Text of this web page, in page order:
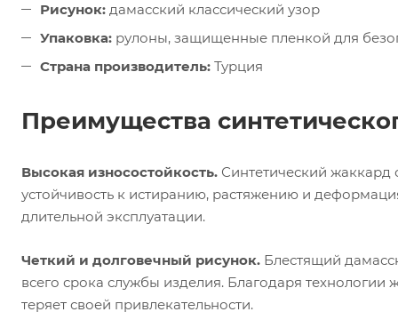
Рисунок: дамасский классический узор
Упаковка: рулоны, защищенные пленкой для
Страна производитель: Турция
Преимущества
Высокая износостойкость. Синтетический жаккард
устойчивость к истиранию, растяжению и
длительной эксплуатации.
Четкий и долговечный рисунок. Блестящий
всего срока службы изделия. Благодаря технологии
теряет своей привлекательности.